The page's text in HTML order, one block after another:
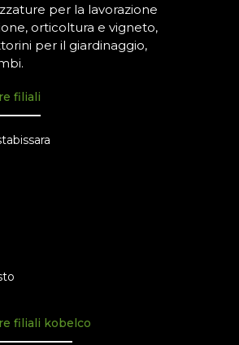
per la lavorazione
orticoltura e vigneto,
per il giardinaggio,
filiali
filiali kobelco